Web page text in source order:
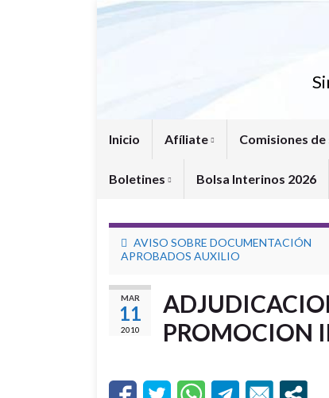
Inicio Afíliate Comisiones
Boletines Bolsa Interinos 2026
AVISO SOBRE DOCUMENTACIÓN
APROBADOS AUXILIO
MAR
11
2010
PROMOCION